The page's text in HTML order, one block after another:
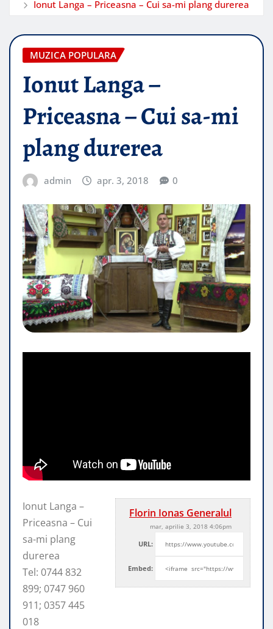
Ionut Langa – Priceasna – Cui sa-mi plang durerea
MUZICA POPULARA
Ionut Langa –
Priceasna – Cui sa-mi
plang durerea
admin apr. 3, 2018 0
Florin Ionas Generalul
mar, aprilie 3, 2018 4:06pm
URL:
Embed:
Ionut Langa –
Priceasna – Cui
sa-mi plang
durerea
Tel: 0744 832
899; 0747 960
911; 0357 445
018